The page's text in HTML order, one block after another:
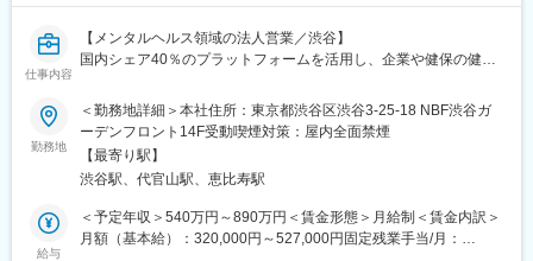
中小規模の病院向けの安価で使いやすいクラウド型電子カルテで
す。
■多様な福利厚生
・社宅制度、住宅手当
・退職金制度、確定拠出年金制度
・慶弔見舞金
・従業員持株会制度、財形貯蓄制度、社内融資制度
変更の範囲：会社の定める業務
仕事内容
【メンタルヘルス領域の法人営業／渋谷】
国内シェア40％のプラットフォームを活用し、企業や健保の健康
営業活動にとどまらず、顧客ニーズを起点にサービス企画にも関
われる環境。主体性を発揮し、スピード感ある事業成長に挑戦し
たい方を歓迎します。
■業務内容
企業や健康保険組合に対し、メンタルヘルス関連サービスの提案
営業を担当します。具体的には以下の業務を行います。
勤務地
＜勤務地詳細＞本社住所：東京都渋谷区渋谷3-25-18 NBF渋谷ガ
ーデンフロント14F受動喫煙対策：屋内全面禁煙
【最寄り駅】
渋谷駅、代官山駅、恵比寿駅
給与
＜予定年収＞540万円～890万円＜賃金形態＞月給制＜賃金内訳＞
月額（基本給）：320,000円～527,000円固定残業手当/月：